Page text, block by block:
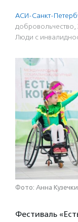
АСИ-Санкт-
доброволь­чест­во,
Люди с
Фото: Анна
Фестиваль